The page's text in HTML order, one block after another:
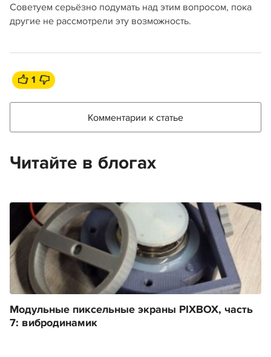
Советуем серьёзно подумать над этим вопросом, пока
другие не рассмотрели эту возможность.
1
Комментарии к статье
Читайте в блогах
Модульные пиксельные экраны PIXBOX, часть
7: вибродинамик